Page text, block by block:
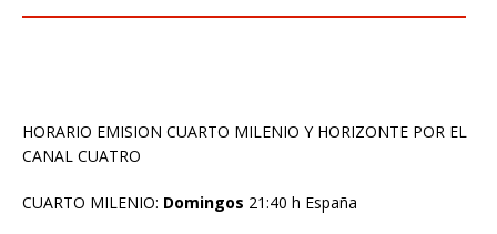
HORARIO EMISION CUARTO MILENIO Y HORIZONTE POR EL
CANAL CUATRO
CUARTO MILENIO: Domingos 21:40 h España